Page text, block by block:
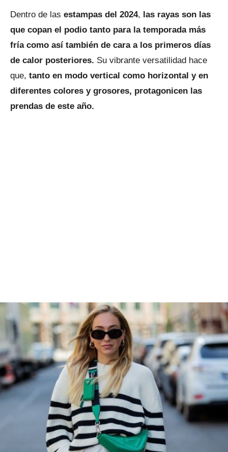
Dentro de las estampas del 2024, las rayas son las
que copan el podio tanto para la temporada más
fría como así también de cara a los primeros días
de calor posteriores. Su vibrante versatilidad hace
que, tanto en modo vertical como horizontal y en
diferentes colores y grosores, protagonicen las
prendas de este año.